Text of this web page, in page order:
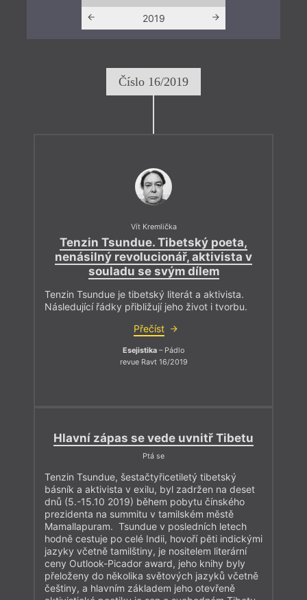
2019
Číslo 16/2019
Vít Kremlička
Tenzin Tsundue. Tibetský poeta,
nenásilný revolucionář, aktivista v
souladu se svým dílem
Tenzin Tsundue je tibetský literát a aktivista.
Následující řádky přibližují jeho život i tvorbu.
Přečíst
Esejistika – Pádlo
revue Ravt 16/2019
Hlavní zápas se vede uvnitř Tibetu
Ptá se
Tenzin Tsundue, šestačtyřicetiletý tibetský
básník a aktivista v exilu, byl zadržen na deset
dnů (5.-15.10 2019) během pobytu čínského
prezidenta na summitu v tamilském městě
Mamallapuram. Tsundue v posledních letech
hodně cestuje po celé Indii, hovoří pěti indickými
jazyky včetně tamilštiny, je nositelem literární
ceny Outlook-Picador award, jeho knihy byly
přeloženy do několika světových jazyků včetně
češtiny, a hlavním základem jeho otevřeně